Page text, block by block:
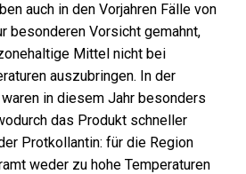
auch in den Vorjahren Fälle von
besonderen Vorsicht gemahnt,
Mittel nicht bei
auszubringen. In der
in diesem Jahr besonders
das Produkt schneller
Protkollantin: für die Region
weder zu hohe Temperaturen